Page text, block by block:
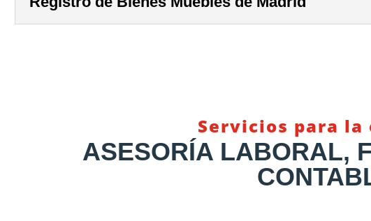
Servicios para la
ASESORÍA LABORAL,